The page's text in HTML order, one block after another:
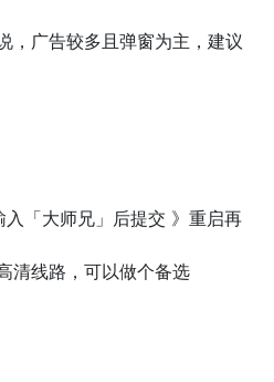
，广告较多且弹窗为主，建议
「大师兄」后提交 》重启再
清线路，可以做个备选